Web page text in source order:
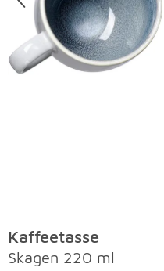
Kaffeetasse
Skagen 220 ml